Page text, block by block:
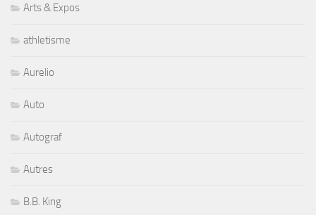
Arts & Expos
athletisme
Aurelio
Auto
Autograf
Autres
B.B. King